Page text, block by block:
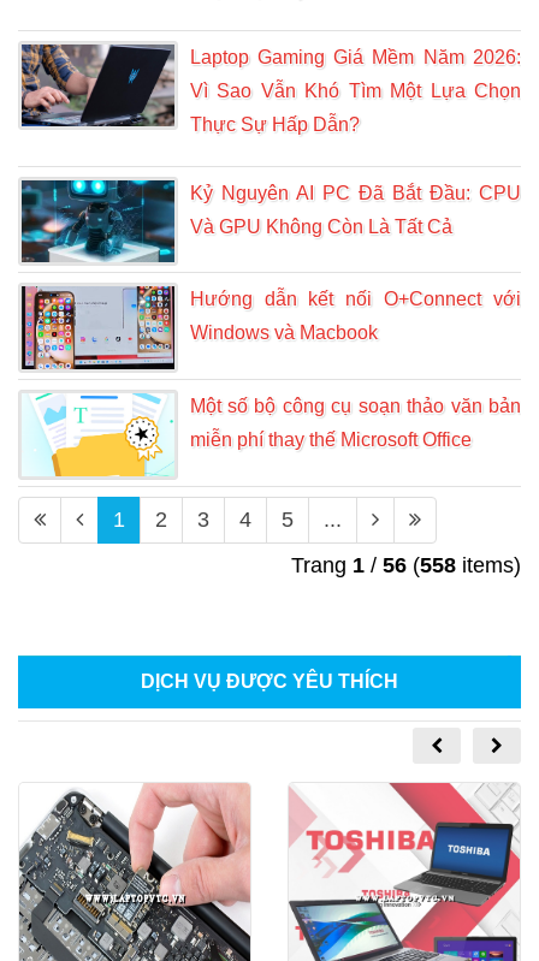
Laptop Gaming Giá Mềm Năm 2026:
Vì Sao Vẫn Khó Tìm Một Lựa Chọn
Thực Sự Hấp Dẫn?
Kỷ Nguyên AI PC Đã Bắt Đầu: CPU
Và GPU Không Còn Là Tất Cả
Hướng dẫn kết nối O+Connect với
Windows và Macbook
Một số bộ công cụ soạn thảo văn bản
miễn phí thay thế Microsoft Office
1 2 3 4 5
...
Trang 1 / 56 (558 items)
DỊCH VỤ ĐƯỢC YÊU THÍCH